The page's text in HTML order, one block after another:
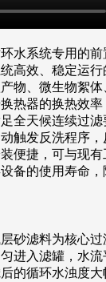
水系统专用的
高效、稳定运行
物、微生物絮
热器的换热效
全天候连续过
触发反洗程序
便捷，可与现
备的使用寿命
砂滤料为核心
进入滤罐，水
的循环水浊度